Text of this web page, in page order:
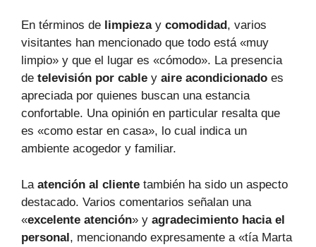
En términos de limpiezay comodidad , varios
visitantes han mencionado que todo está «muy
limpio» y que el lugar es «cómodo». La presencia
de televisión por cable y aire acondicionado es
apreciada por quienes buscan una estancia
confortable. Una opinión en particular resalta que
es «como estar en casa», lo cual indica un
ambiente acogedor y familiar.
La atención al cliente también ha sido un aspecto
destacado. Varios comentarios señalan una
«excelente atención» y agradecimiento hacia el
personal, mencionando expresamente a «tía Marta